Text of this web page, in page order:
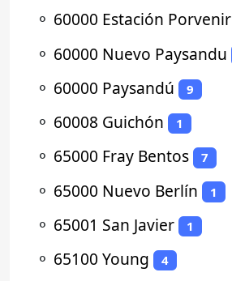
⚬ 60000 Estación Porvenir
⚬ 60000 Nuevo Paysandu
⚬ 60000 Paysandú 9
⚬ 60008 Guichón 1
⚬ 65000 Fray Bentos 7
⚬ 65000 Nuevo Berlín 1
⚬ 65001 San Javier 1
⚬ 65100 Young 4